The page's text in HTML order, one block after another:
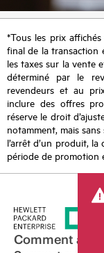
*Tous les prix
final de la transaction
les taxes sur la vente
déterminé par le
revendeurs et au
inclure des offres
réserve le droit
notamment, mais
l’arrêt d’un produit,
période de promotion
Comment